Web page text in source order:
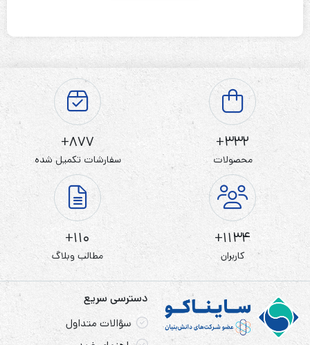
ظرفیت باتری 1600 میلی آمپر ساعت
ابعاد 20*47*74 میلی متر
نوع ترمینال سر لحیم
گارانتی
باطری خشک 4 ولت 1600 میلی آمپر Zeta
از باتری های سرب اسید و خشک میباشد ازین رو در دسته باتری
سیلد اسید قرار میگیرد. کاربرد این باتری در :سیستم‌های یو پی
اس، روشنایی اضطراری، نورافکن‌ها، هشدار آتش‌سوزی و امنیتی،
اسباب بازی شارژی، کنترل رادیویی، ارتباطات، اسباب‌بازی‌های
کوچک، روشنایی خیابان، پمپ‌ها، انرژی خورشیدی و موارد دیگر
کاربرد دارد
332+
محصولات
877+
سفارشات تکمیل شده
1134+
کاربران
110+
مطالب وبلاگ
دسترسی سریع
سؤالات متداول